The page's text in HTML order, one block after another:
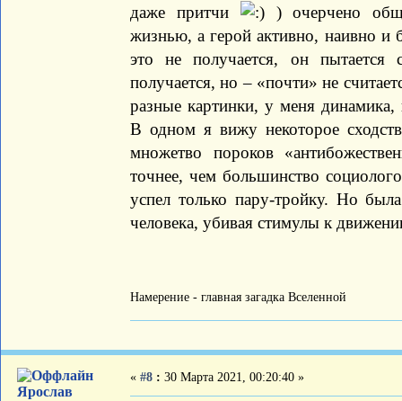
даже притчи
) очерчено
жизнью, а герой активно, наивно и
это не получается, он
получается, но – «почти» не
разные картинки, у меня динамика,
В одном я вижу некоторое
множетво пороков
точнее, чем большинство
успел только пару-тройку. Но
человека, убивая стимулы к
Намерение - главная загадка Вселенной
Ярослав
« #8 : 30 Марта 2021, 00:20:40 »